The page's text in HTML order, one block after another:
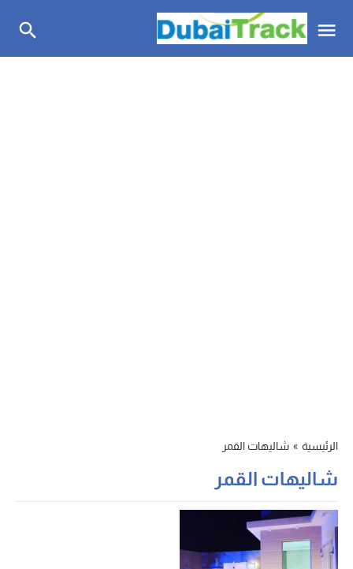
الرئيسية » شاليهات القمر
شاليهات القمر